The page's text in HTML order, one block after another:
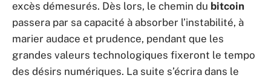
excès démesurés. Dès lors, le chemin du bitcoin
passera par sa capacité à absorber l’instabilité, à
marier audace et prudence, pendant que les
grandes valeurs technologiques fixeront le tempo
des désirs numériques. La suite s’écrira dans le